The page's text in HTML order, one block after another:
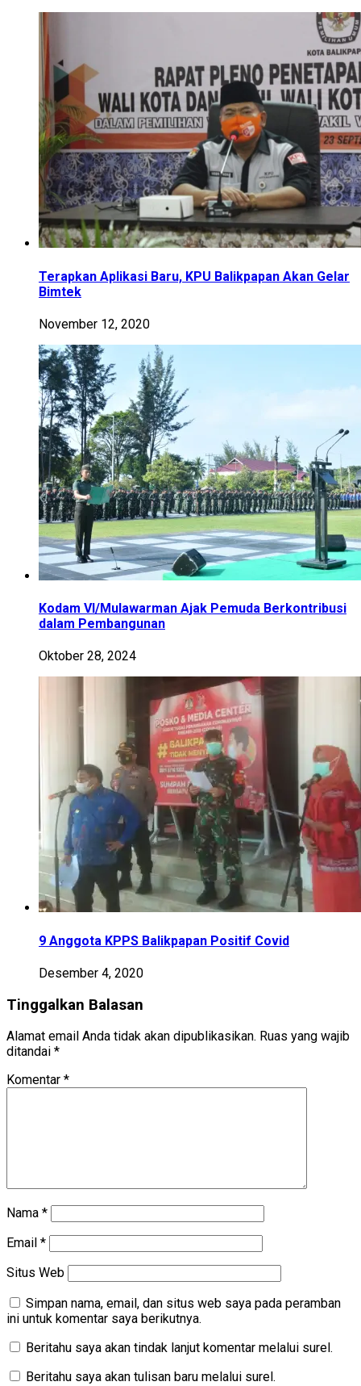
Terapkan Aplikasi Baru, KPU Balikpapan Akan Gelar
Bimtek
November 12, 2020
Kodam VI/Mulawarman Ajak Pemuda Berkontribusi
dalam Pembangunan
Oktober 28, 2024
9 Anggota KPPS Balikpapan Positif Covid
Desember 4, 2020
Tinggalkan Balasan
Alamat email Anda tidak akan dipublikasikan. Ruas yang wajib
ditandai *
Komentar *
Nama *
Email *
Situs Web
Simpan nama, email, dan situs web saya pada peramban
ini untuk komentar saya berikutnya.
Beritahu saya akan tindak lanjut komentar melalui surel.
Beritahu saya akan tulisan baru melalui surel.